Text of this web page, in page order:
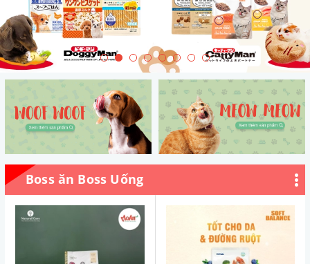
Boss ăn Boss Uống